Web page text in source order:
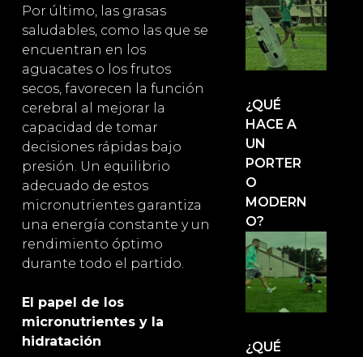
Por último, las grasas
saludables, como las que se
encuentran en los
aguacates o los frutos
secos, favorecen la función
cerebral al mejorar la
capacidad de tomar
decisiones rápidas bajo
presión. Un equilibrio
adecuado de estos
micronutrientes garantiza
una energía constante y un
rendimiento óptimo
durante todo el partido.
El papel de los
micronutrientes y la
hidratación
¿QUÉ
HACE A
UN
PORTER
O
MODERN
O?
¿QUÉ